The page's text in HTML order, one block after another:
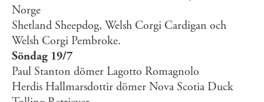
Norge
Shetland Sheepdog, Welsh Corgi Cardigan och
Welsh Corgi Pembroke.
Söndag 19/7
Paul Stanton dömer Lagotto Romagnolo
Herdis Hallmarsdottir dömer Nova Scotia Duck